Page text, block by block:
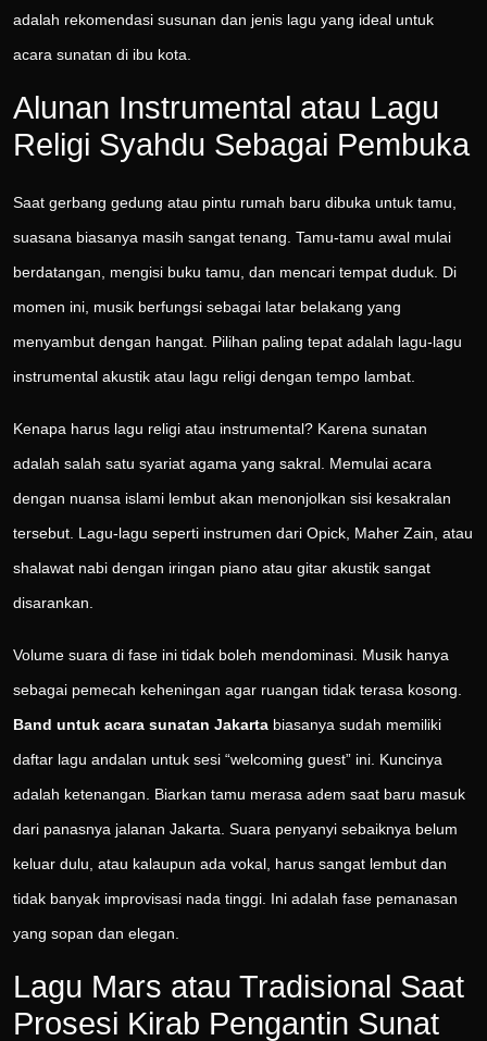
adalah rekomendasi susunan dan jenis lagu yang ideal untuk
acara sunatan di ibu kota.
Alunan Instrumental atau Lagu
Religi Syahdu Sebagai Pembuka
Saat gerbang gedung atau pintu rumah baru dibuka untuk tamu,
suasana biasanya masih sangat tenang. Tamu-tamu awal mulai
berdatangan, mengisi buku tamu, dan mencari tempat duduk. Di
momen ini, musik berfungsi sebagai latar belakang yang
menyambut dengan hangat. Pilihan paling tepat adalah lagu-lagu
instrumental akustik atau lagu religi dengan tempo lambat.
Kenapa harus lagu religi atau instrumental? Karena sunatan
adalah salah satu syariat agama yang sakral. Memulai acara
dengan nuansa islami lembut akan menonjolkan sisi kesakralan
tersebut. Lagu-lagu seperti instrumen dari Opick, Maher Zain, atau
shalawat nabi dengan iringan piano atau gitar akustik sangat
disarankan.
Volume suara di fase ini tidak boleh mendominasi. Musik hanya
sebagai pemecah keheningan agar ruangan tidak terasa kosong.
Band untuk acara sunatan Jakarta biasanya sudah memiliki
daftar lagu andalan untuk sesi “welcoming guest” ini. Kuncinya
adalah ketenangan. Biarkan tamu merasa adem saat baru masuk
dari panasnya jalanan Jakarta. Suara penyanyi sebaiknya belum
keluar dulu, atau kalaupun ada vokal, harus sangat lembut dan
tidak banyak improvisasi nada tinggi. Ini adalah fase pemanasan
yang sopan dan elegan.
Lagu Mars atau Tradisional Saat
Prosesi Kirab Pengantin Sunat